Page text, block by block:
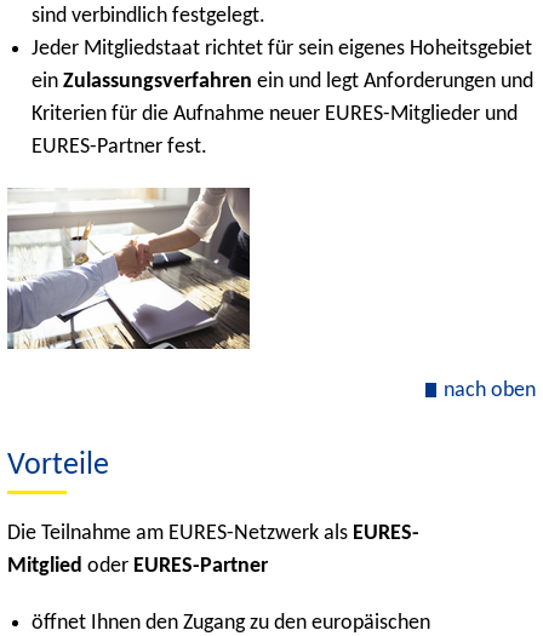
sind verbindlich festgelegt.
Jeder Mitgliedstaat richtet für sein eigenes Hoheitsgebiet
ein Zulassungsverfahren ein und legt Anforderungen und
Kriterien für die Aufnahme neuer EURES-Mitglieder und
EURES-Partner fest.
nach oben
Vorteile
Die Teilnahme am EURES-Netzwerk als EURES-
Mitglied oder EURES-Partner
öffnet Ihnen den Zugang zu den europäischen